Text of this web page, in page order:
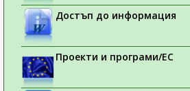
Достъп до информация
Проекти и програми/ЕС